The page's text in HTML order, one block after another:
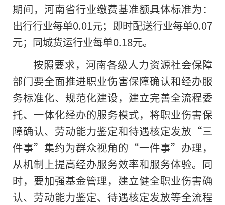
期间，河南省行业缴费基准额具体标准为：
出行行业每单0.01元；即时配送行业每单0.07
元；同城货运行业每单0.18元。
按照要求，河南各级人力资源社会保障
部门要全面推进职业伤害保障确认和经办服
务标准化、规范化建设，建立完善全流程委
托、一体化经办的服务模式，将职业伤害保
障确认、劳动能力鉴定和待遇核定发放“三
件事”集约为群众视角的“一件事”办理，
从机制上提高经办服务效率和服务体验。同
时，要加强基金管理，建立健全职业伤害确
认、劳动能力鉴定、待遇核定发放等全流程